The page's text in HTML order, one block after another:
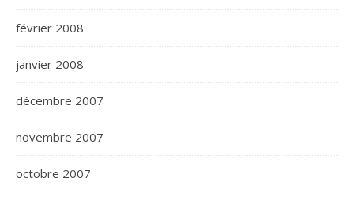
février 2008
janvier 2008
décembre 2007
novembre 2007
octobre 2007